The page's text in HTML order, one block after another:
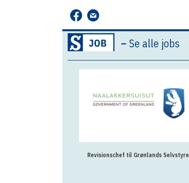
– Se alle jobs
Revisionschef til Grønlands Selvstyre